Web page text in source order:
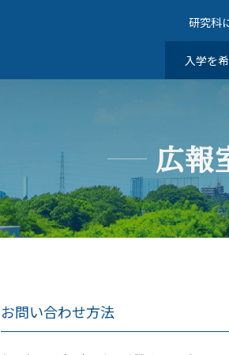
研究科
入学を
広報
お問い合わせ方法